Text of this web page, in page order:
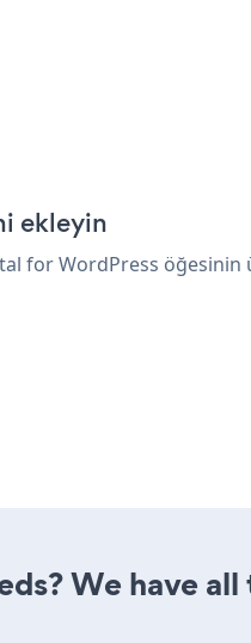
ekleyin
WordPress öğesinin
We have